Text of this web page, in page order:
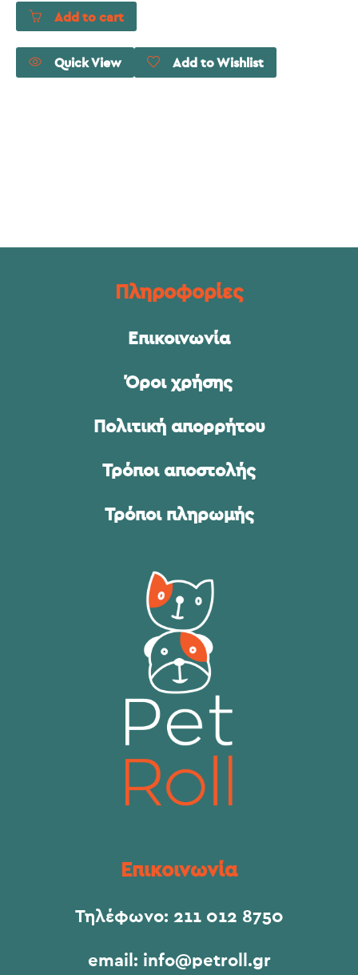
Add to cart
Quick View Add to Wishlist
Πληροφορίες
Επικοινωνία
Όροι χρήσης
Πολιτική απορρήτου
Τρόποι αποστολής
Τρόποι πληρωμής
Επικοινωνία
Τηλέφωνο: 211 012 8750
email: info@petroll.gr